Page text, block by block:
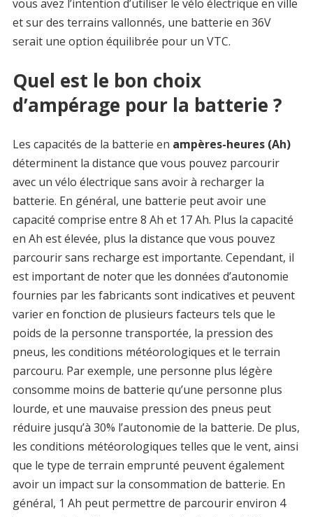
vous avez l’intention d’utiliser le vélo électrique en ville
et sur des terrains vallonnés, une batterie en 36V
serait une option équilibrée pour un VTC.
Quel est le bon choix
d’ampérage pour la batterie ?
Les capacités de la batterie en ampères-heures (Ah)
déterminent la distance que vous pouvez parcourir
avec un vélo électrique sans avoir à recharger la
batterie. En général, une batterie peut avoir une
capacité comprise entre 8 Ah et 17 Ah. Plus la capacité
en Ah est élevée, plus la distance que vous pouvez
parcourir sans recharge est importante. Cependant, il
est important de noter que les données d’autonomie
fournies par les fabricants sont indicatives et peuvent
varier en fonction de plusieurs facteurs tels que le
poids de la personne transportée, la pression des
pneus, les conditions météorologiques et le terrain
parcouru. Par exemple, une personne plus légère
consomme moins de batterie qu’une personne plus
lourde, et une mauvaise pression des pneus peut
réduire jusqu’à 30% l’autonomie de la batterie. De plus,
les conditions météorologiques telles que le vent, ainsi
que le type de terrain emprunté peuvent également
avoir un impact sur la consommation de batterie. En
général, 1 Ah peut permettre de parcourir environ 4